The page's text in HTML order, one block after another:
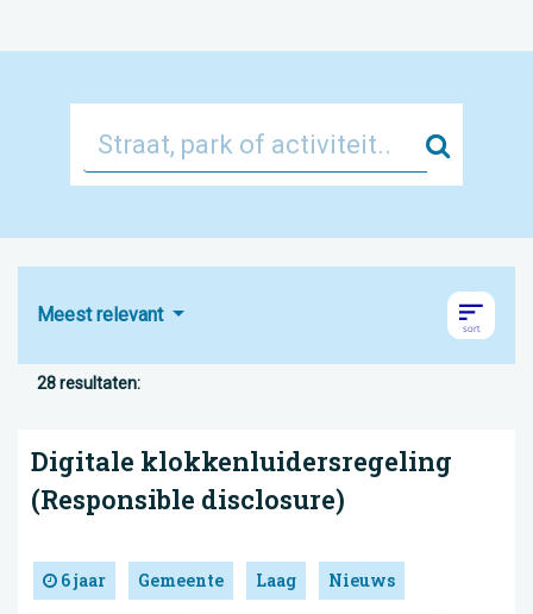
Zoek
Meest relevant
28 resultaten:
Digitale klokkenluidersregeling
(Responsible disclosure)
6 jaar Gemeente Laag Nieuws